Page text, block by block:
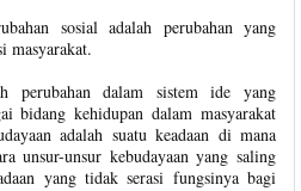
sosial adalah perubahan yang
masyarakat.
perubahan dalam sistem ide yang
bidang kehidupan dalam masyarakat
adalah suatu keadaan di mana
unsur-unsur kebudayaan yang saling
yang tidak serasi fungsinya bagi